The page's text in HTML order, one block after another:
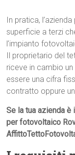
In pratica,
superficie a terzi
l’impianto
Il proprietario del
riceve in cambio
essere una cifra
contratto oppure
Se la tua azienda
per fotovoltaico